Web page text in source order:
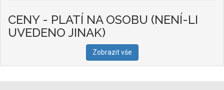
CENY - PLATÍ NA OSOBU (NENÍ-LI
UVEDENO JINAK)
Zobrazit vše